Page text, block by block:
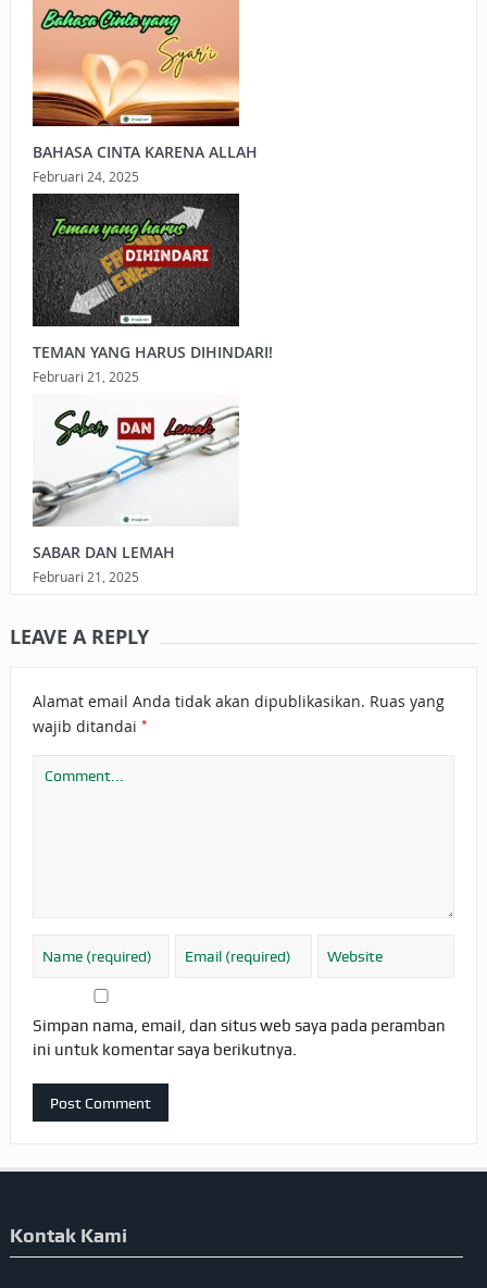
BAHASA CINTA KARENA ALLAH
Februari 24, 2025
TEMAN YANG HARUS DIHINDARI!
Februari 21, 2025
SABAR DAN LEMAH
Februari 21, 2025
LEAVE A REPLY
Alamat email Anda tidak akan dipublikasikan. Ruas yang
wajib ditandai *
Simpan nama, email, dan situs web saya pada peramban
ini untuk komentar saya berikutnya.
Kontak Kami